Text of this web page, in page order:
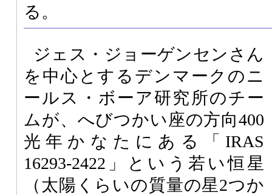
る。
ジェス・ジョーゲンセンさん
を中心とするデンマークのニ
ールス・ボーア研究所のチー
ムが、へびつかい座の方向400
光年かなたにある「IRAS
16293-2422」という若い恒星
（太陽くらいの質量の星2つか